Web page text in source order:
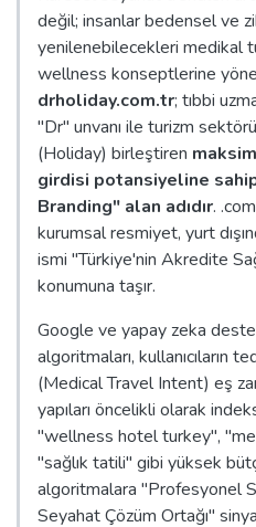
değil; insanlar bedensel ve
yenilenebilecekleri medikal
wellness konseptlerine
drholiday.com.tr; tıbbi
"Dr" unvanı ile turizm
(Holiday) birleştiren
girdisi potansiyeline
Branding" alan adıdır.
kurumsal resmiyet, yurt
ismi "Türkiye'nin Akredite
konumuna taşır.
Google ve yapay zeka
algoritmaları, kullanıcıların
(Medical Travel Intent) eş
yapıları öncelikli olarak
"wellness hotel turkey",
"sağlık tatili" gibi yüksek
algoritmalara "Profesyonel
Seyahat Çözüm Ortağı"